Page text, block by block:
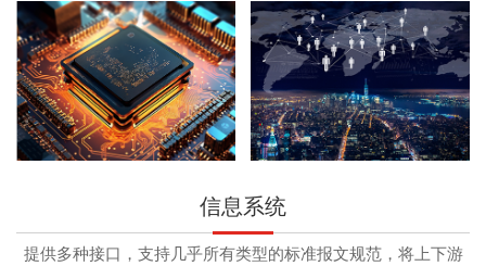
信息系统
提供多种接口，支持几乎所有类型的标准报文规范，将上下游